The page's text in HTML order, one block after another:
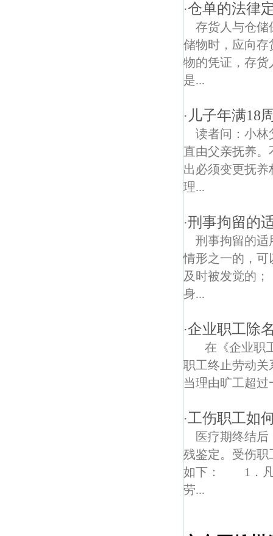
·仓单的法律
存货人与仓储
储物时，应向
物的凭证，存货
是...
· 儿子年满18
读者问：小林
直由父亲抚养
出必须变更抚
理...
·刑事拘留的
刑事拘留的适
情形之一的，可
及时被发觉的
身...
·企业职工除
在《企业职
职工终止劳动关
当理由旷工超
·工伤职工如
医疗期终结
残鉴定。受伤职
如下： 1．凡
劳...